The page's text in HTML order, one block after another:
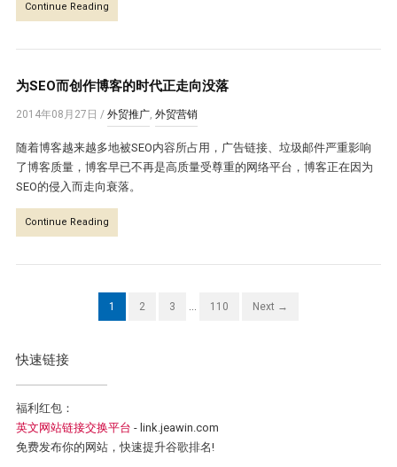
Continue Reading
为SEO而创作博客的时代正走向没落
2014年08月27日 / 外贸推广, 外贸营销
随着博客越来越多地被SEO内容所占用，广告链接、垃圾邮件严重影响
了博客质量，博客早已不再是高质量受尊重的网络平台，博客正在因为
SEO的侵入而走向衰落。
Continue Reading
1 2 3 … 110 Next →
快速链接
福利红包：
英文网站链接交换平台 - link.jeawin.com
免费发布你的网站，快速提升谷歌排名!